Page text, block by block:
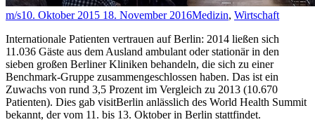
m/s10. Oktober 2015 18. November 2016Medizin, Wirtschaft
Internationale Patienten vertrauen auf Berlin: 2014 ließen sich
11.036 Gäste aus dem Ausland ambulant oder stationär in den
sieben großen Berliner Kliniken behandeln, die sich zu einer
Benchmark-Gruppe zusammengeschlossen haben. Das ist ein
Zuwachs von rund 3,5 Prozent im Vergleich zu 2013 (10.670
Patienten). Dies gab visitBerlin anlässlich des World Health Summit
bekannt, der vom 11. bis 13. Oktober in Berlin stattfindet.